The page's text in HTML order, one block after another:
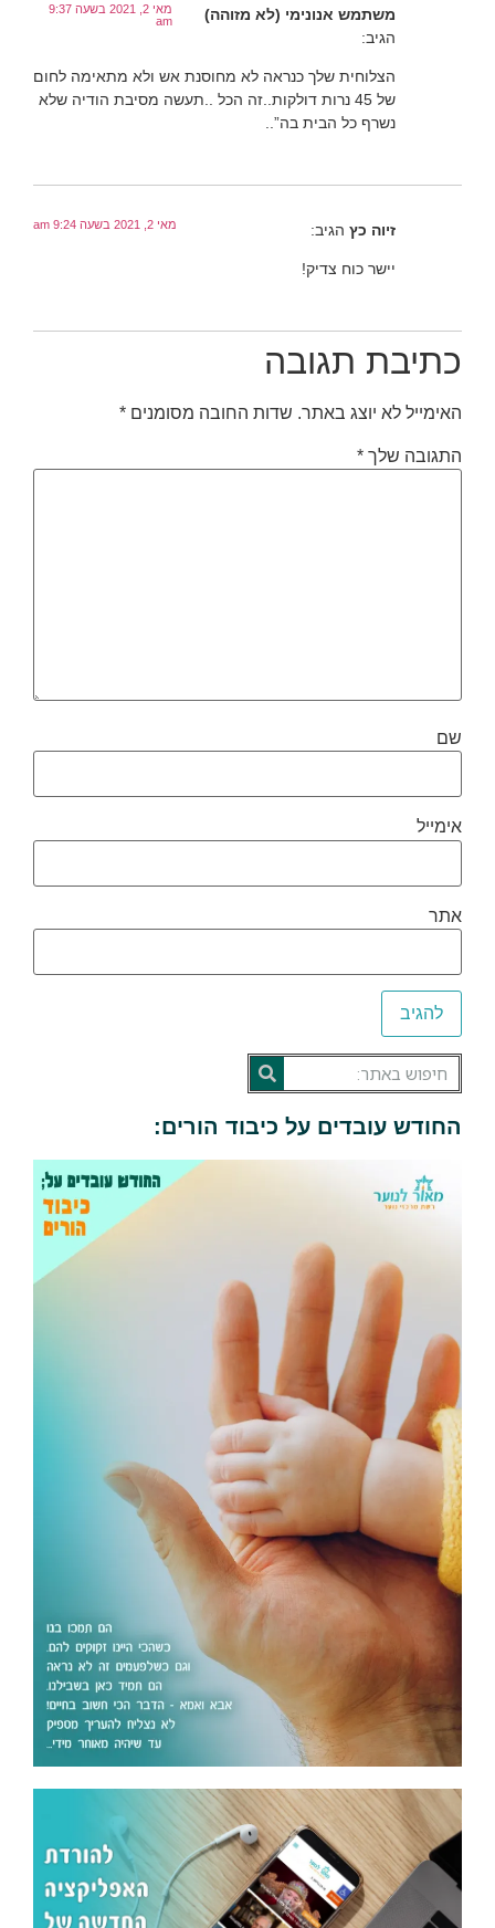
משתמש אנונימי (לא מזוהה)
הגיב:
מאי 2, 2021 בשעה 9:37
am
הצלוחית שלך כנראה לא מחוסנת אש ולא מתאימה לחום
של 45 נרות דולקות..זה הכל ..תעשה מסיבת הודיה שלא
נשרף כל הבית בה”..
זיוה כץ הגיב: מאי 2, 2021 בשעה 9:24 am
יישר כוח צדיק!
כתיבת תגובה
האימייל לא יוצג באתר. שדות החובה מסומנים *
התגובה שלך *
שם
אימייל
אתר
החודש עובדים על כיבוד הורים: